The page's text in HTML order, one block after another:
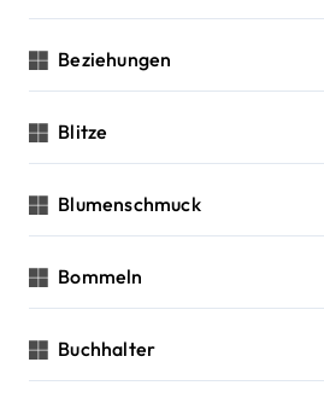
Beziehungen
Blitze
Blumenschmuck
Bommeln
Buchhalter